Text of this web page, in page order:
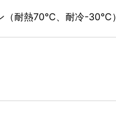
（耐熱70℃、耐冷-30℃）